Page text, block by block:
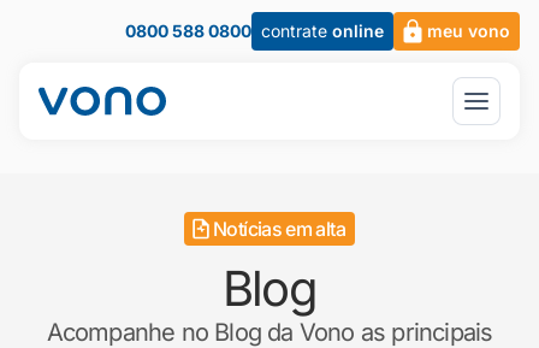
0800 588 0800 contrate online meu vono
Notícias em alta
Blog
Acompanhe no Blog da Vono as principais